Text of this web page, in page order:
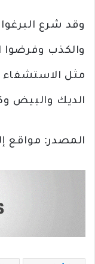
وقد شرع
والكذب وفرضوا
مثل الاستشفاء
الديك والبيض
المصدر: مواقع